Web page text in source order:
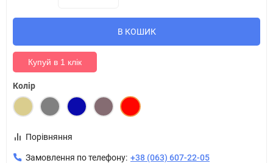
В КОШИК
Купуй в 1 клік
Колір
Порівняння
Замовлення по телефону: +38 (063) 607-22-05